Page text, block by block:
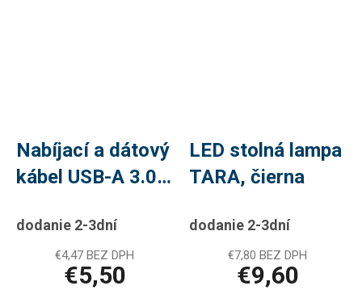
Nabíjací a dátový
kábel USB-A 3.0 /
Charge, 1 m,
čierny
dodanie 2-3dní
€4,47 BEZ DPH
€5,50
LED stolná lampa
TARA, čierna
dodanie 2-3dní
€7,80 BEZ DPH
€9,60